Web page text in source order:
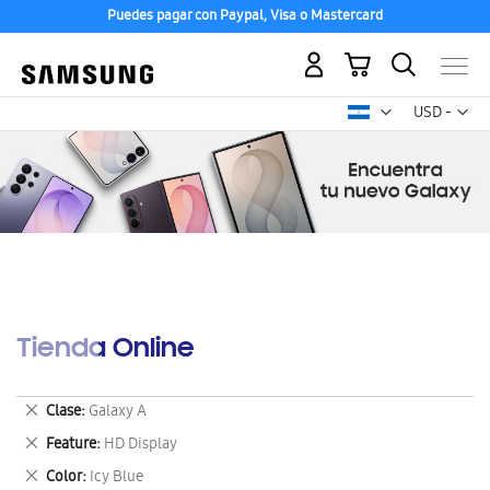
Puedes pagar con Paypal, Visa o Mastercard
USD -
dólar
Mi carrito
Tienda Online
Clase Galaxy A
Eliminar
este
artículo
Feature HD Display
Eliminar
este
Color Icy Blue
Eliminar